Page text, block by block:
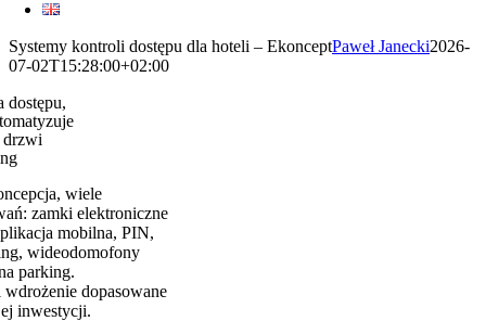
Systemy kontroli dostępu dla hoteli – EkonceptPaweł Janecki2026-
07-02T15:28:00+02:00
dostępu,
drzwi
wiele
zamki elektroniczne
mobilna, PIN,
wideodomofony
parking.
dopasowane
inwestycji.